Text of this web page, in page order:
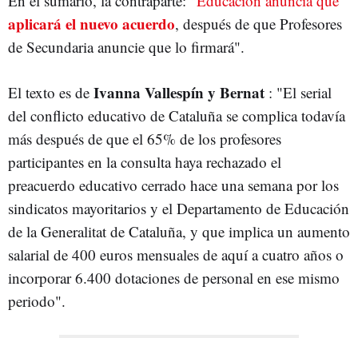
aplicará el nuevo acuerdo, después de que Profesores
de Secundaria anuncie que lo firmará".
El texto es de Ivanna Vallespín y Bernat : "El serial
del conflicto educativo de Cataluña se complica todavía
más después de que el 65% de los profesores
participantes en la consulta haya rechazado el
preacuerdo educativo cerrado hace una semana por los
sindicatos mayoritarios y el Departamento de Educación
de la Generalitat de Cataluña, y que implica un aumento
salarial de 400 euros mensuales de aquí a cuatro años o
incorporar 6.400 dotaciones de personal en ese mismo
periodo".